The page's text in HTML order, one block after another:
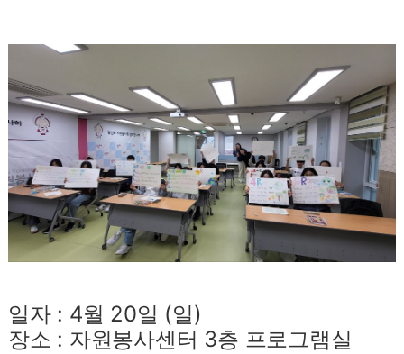
일자 : 4월 20일 (일)
장소 : 자원봉사센터 3층 프로그램실